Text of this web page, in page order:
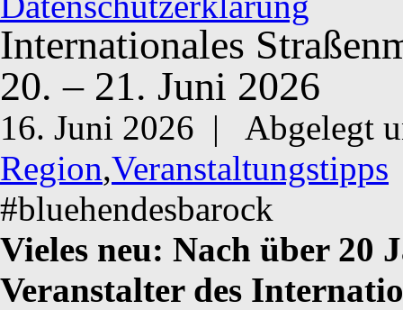
Internationales
20. – 21. Juni 2026
16. Juni 2026 |
Abgelegt
Region,Veranstaltungstipps
#bluehendesbarock
Vieles neu: Nach über 20
Veranstalter des